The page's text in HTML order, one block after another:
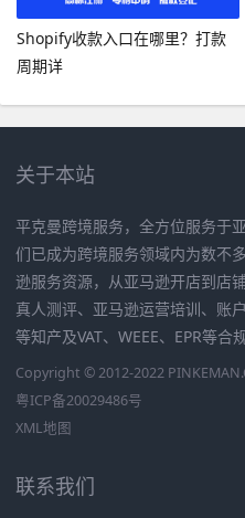
Shopify收款入口在哪里？打款
周期详
关于本站
平克曼跨境服务，全方位服务于
们已成为跨境服务领域内为数不
逊服务资源，从亚马逊开店到店
真人测评、亚马逊运营培训、账
等知产及VAT、WEEE、EPR等
Copyright © 2012-2022
粤ICP备20029486号
XML地图
联系我们